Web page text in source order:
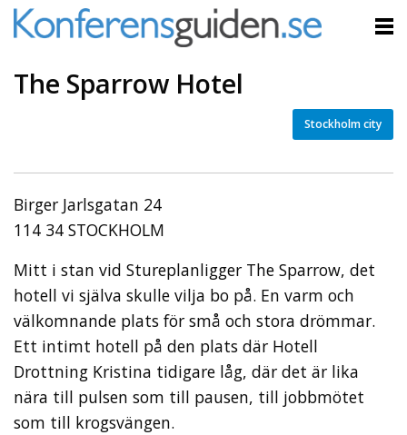
The Sparrow Hotel
Stockholm city
Birger Jarlsgatan 24
114 34 STOCKHOLM
Mitt i stan vid Stureplanligger The Sparrow, det
hotell vi själva skulle vilja bo på. En varm och
välkomnande plats för små och stora drömmar.
Ett intimt hotell på den plats där Hotell
Drottning Kristina tidigare låg, där det är lika
nära till pulsen som till pausen, till jobbmötet
som till krogsvängen.